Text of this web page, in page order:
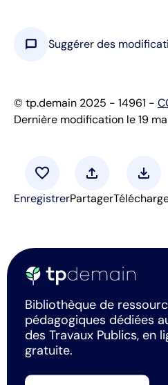
chat_bubble Suggérer des
© tp.demain 2025 - 14961 -
Dernière modification le 19
favorite
Enregistrer
upload
Partager
download
Bibliothèque de
pédagogiques dédiées
des Travaux Publics, en
gratuite.